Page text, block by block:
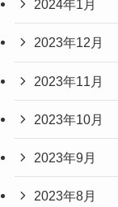
2024年1月
2023年12月
2023年11月
2023年10月
2023年9月
2023年8月